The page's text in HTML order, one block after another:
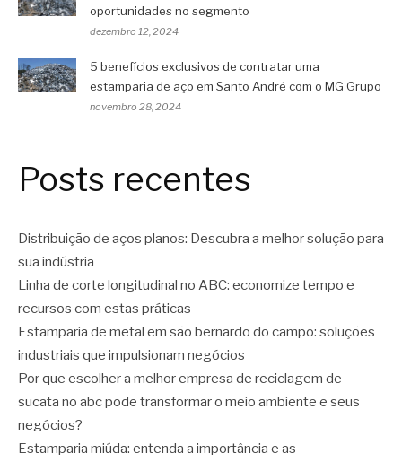
oportunidades no segmento
dezembro 12, 2024
5 benefícios exclusivos de contratar uma
estamparia de aço em Santo André com o MG Grupo
novembro 28, 2024
Posts recentes
Distribuição de aços planos: Descubra a melhor solução para
sua indústria
Linha de corte longitudinal no ABC: economize tempo e
recursos com estas práticas
Estamparia de metal em são bernardo do campo: soluções
industriais que impulsionam negócios
Por que escolher a melhor empresa de reciclagem de
sucata no abc pode transformar o meio ambiente e seus
negócios?
Estamparia miúda: entenda a importância e as